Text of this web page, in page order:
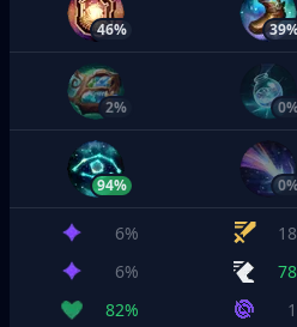
46%
2%
94%
6%
6%
82%